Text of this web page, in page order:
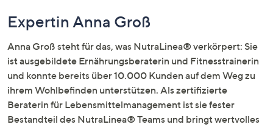
Expertin Anna Groß
Anna Groß steht für das, was NutraLinea® verkörpert: Sie
ist ausgebildete Ernährungsberaterin und Fitnesstrainerin
und konnte bereits über 10.000 Kunden auf dem Weg zu
ihrem Wohlbefinden unterstützen. Als zertifizierte
Beraterin für Lebensmittelmanagement ist sie fester
Bestandteil des NutraLinea® Teams und bringt wertvolles